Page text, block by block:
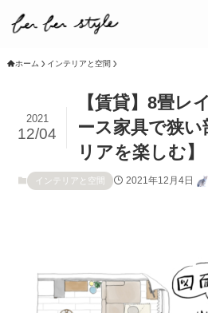
ホーム インテリアと空間
【賃貸】8畳レ
ース家具で狭
リアを楽しむ】
2021
12/04
インテリアと空間 2021年12月4日